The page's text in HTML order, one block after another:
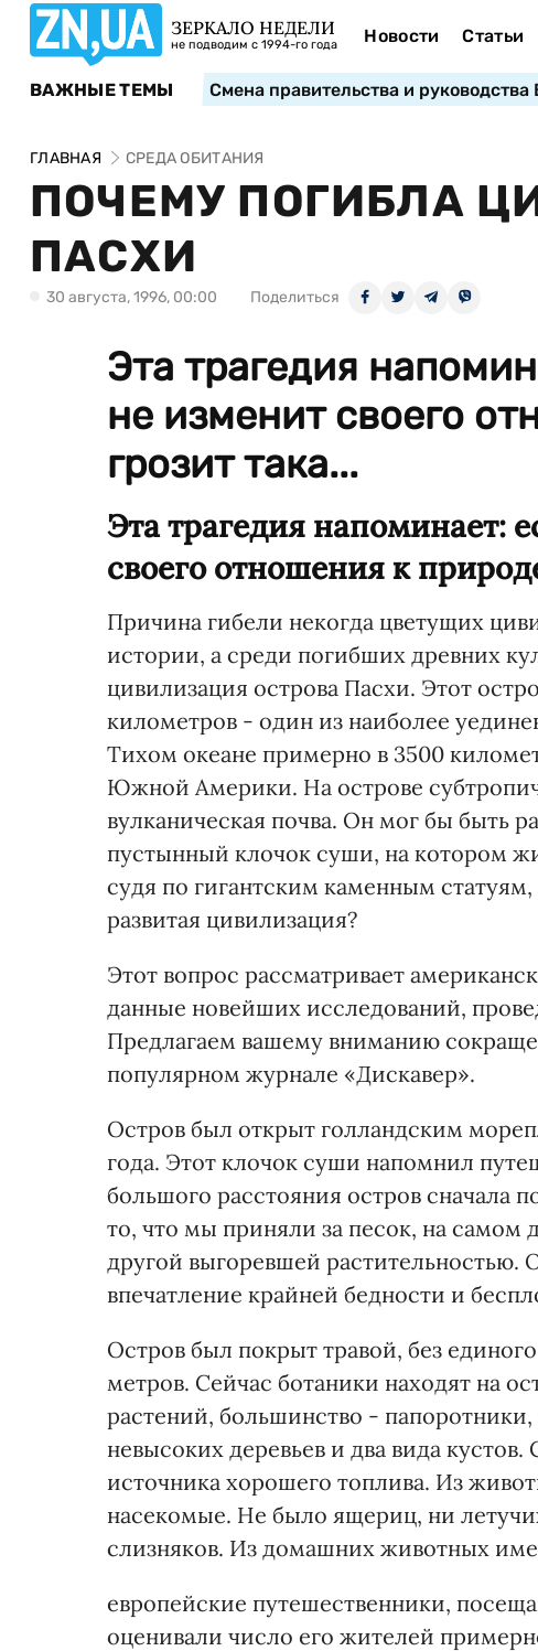
ЗЕРКАЛО НЕДЕЛИ
не подводим с 1994-го года Новости Статьи
ВАЖНЫЕ ТЕМЫ Смена правительства и руководства
ГЛАВНАЯ СРЕДА ОБИТАНИЯ
ПОЧЕМУ ПОГИБЛА
ПАСХИ
30 августа, 1996, 00:00 Поделиться
Эта трагедия
не изменит своего
грозит така...
Эта трагедия напоминает:
своего отношения к
Причина гибели некогда цветущих
истории, а среди погибших древних
цивилизация острова Пасхи. Этот
километров - один из наиболее
Тихом океане примерно в 3500
Южной Америки. На острове
вулканическая почва. Он мог бы быть
пустынный клочок суши, на котором
судя по гигантским каменным статуям,
развитая цивилизация?
Этот вопрос рассматривает
данные новейших исследований,
Предлагаем вашему вниманию
популярном журнале «Дискавер».
Остров был открыт голландским
года. Этот клочок суши напомнил
большого расстояния остров сначала
то, что мы приняли за песок, на
другой выгоревшей
впечатление крайней бедности и
Остров был покрыт травой, без
метров. Сейчас ботаники находят на
растений, большинство -
невысоких деревьев и два вида
источника хорошего топлива. Из
насекомые. Не было ящериц, ни
слизняков. Из домашних животных
европейские путешественники,
оценивали число его жителей